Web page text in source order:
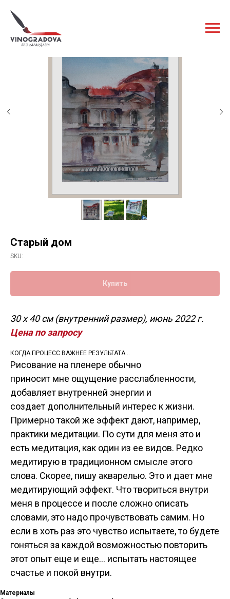
Старый дом
SKU:
Купить
30 х 40 см (внутренний размер), июнь 2022 г.
Цена по запросу
КОГДА ПРОЦЕСС ВАЖНЕЕ РЕЗУЛЬТАТА…
Рисование на пленере обычно
приносит мне ощущение расслабленности,
добавляет внутренней энергии и
создает дополнительный интерес к жизни.
Примерно такой же эффект дают, например,
практики медитации. По сути для меня это и
есть медитация, как один из ее видов. Редко
медитирую в традиционном смысле этого
слова. Скорее, пишу акварелью. Это и дает мне
медитирующий эффект. Что твориться внутри
меня в процессе и после сложно описать
словами, это надо прочувствовать самим. Но
если в хоть раз это чувство испытаете, то будете
гоняться за каждой возможностью повторить
этот опыт еще и еще… испытать настоящее
счастье и покой внутри.
Материалы